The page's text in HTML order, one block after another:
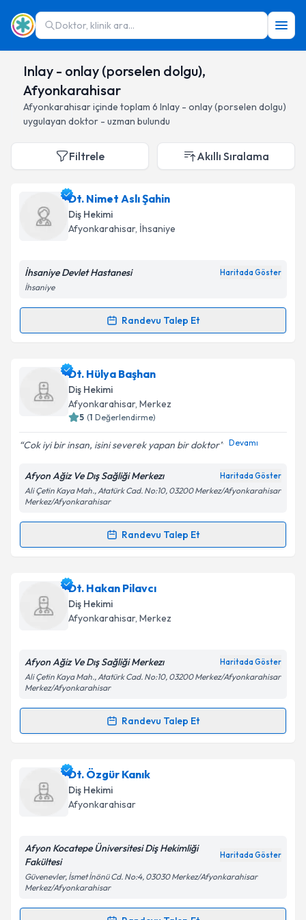
Doktor, klinik ara...
Inlay - onlay (porselen dolgu),
Afyonkarahisar
Afyonkarahisariçinde toplam 6 Inlay - onlay (porselen dolgu)
uygulayan doktor - uzman bulundu
Filtrele Akıllı Sıralama
Dt. Nimet Aslı Şahin
Diş Hekimi
Afyonkarahisar, İhsaniye
İhsaniye Devlet Hastanesi Haritada Göster
İhsaniye
Randevu Talep Et
Randevu Takvimi Talebi
Dt. Nimet Aslı Şahiniçin randevu takvimi talebi
oluşturun. Size bu uzmandan randevu almanız için bir
takvim hazırlandığında e-posta ile bilgilendireceğiz.
Kişisel verilerimin işlenmesine ilişkinAydınlatma
Metni'ni okudum ve kişisel verilerimin belirtilen
kapsamda işlenmesini kabul ediyorum.
Dt. Hülya Başhan
Diş Hekimi
Afyonkarahisar, Merkez
5 (1 Değerlendirme)
Cok iyi bir insan, isini severek yapan bir doktor Devamı
Afyon Ağiz Ve Dış Sağliği Merkezı Haritada Göster
Ali Çetin Kaya Mah., Atatürk Cad. No:10, 03200 Merkez/Afyonkarahisar
Merkez/Afyonkarahisar
Randevu Talep Et
Randevu Takvimi Talebi
Dt. Hülya Başhaniçin randevu takvimi talebi
oluşturun. Size bu uzmandan randevu almanız için bir
takvim hazırlandığında e-posta ile bilgilendireceğiz.
Kişisel verilerimin işlenmesine ilişkinAydınlatma
'ni okudum ve kişisel verilerimin belirtilen
kapsamda işlenmesini kabul ediyorum.
Takvim Talebini Gönder
Dt. Hakan Pilavcı
Diş Hekimi
Afyonkarahisar, Merkez
Afyon Ağiz Ve Dış Sağliği Merkezı Haritada Göster
Ali Çetin Kaya Mah., Atatürk Cad. No:10, 03200 Merkez/Afyonkarahisar
Merkez/Afyonkarahisar
Randevu Talep Et
Randevu Takvimi Talebi
Dt. Hakan Pilavcıiçin randevu takvimi talebi
oluşturun. Size bu uzmandan randevu almanız için bir
takvim hazırlandığında e-posta ile bilgilendireceğiz.
Metni'ni okudum ve kişisel verilerimin belirtilen
Dt. Özgür Kanık
Diş Hekimi
Afyonkarahisar
Afyon Kocatepe Üniversitesi Diş Hekimliği
Fakültesi
Haritada Göster
Güvenevler, İsmet İnönü Cd. No:4, 03030 Merkez/Afyonkarahisar
Merkez/Afyonkarahisar